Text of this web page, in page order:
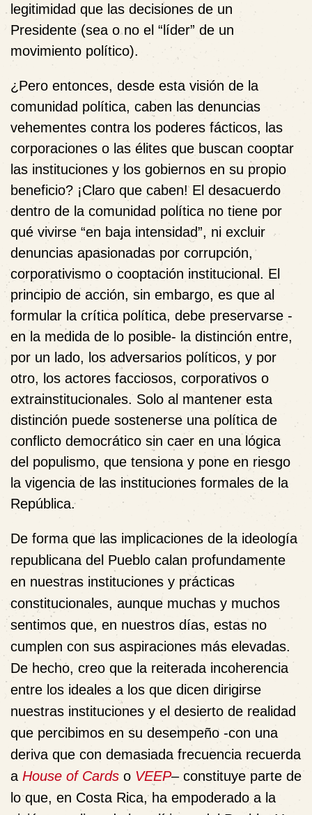
legitimidad que las decisiones de un
Presidente (sea o no el “líder” de un
movimiento político).
¿Pero entonces, desde esta visión de la
comunidad política, caben las denuncias
vehementes contra los poderes fácticos, las
corporaciones o las élites que buscan cooptar
las instituciones y los gobiernos en su propio
beneficio? ¡Claro que caben! El desacuerdo
dentro de la comunidad política no tiene por
qué vivirse “en baja intensidad”, ni excluir
denuncias apasionadas por corrupción,
corporativismo o cooptación institucional. El
principio de acción, sin embargo, es que al
formular la crítica política, debe preservarse -
en la medida de lo posible- la distinción entre,
por un lado, los adversarios políticos, y por
otro, los actores facciosos, corporativos o
extrainstitucionales. Solo al mantener esta
distinción puede sostenerse una política de
conflicto democrático sin caer en una lógica
del populismo, que tensiona y pone en riesgo
la vigencia de las instituciones formales de la
República.
De forma que las implicaciones de la ideología
republicana del Pueblo calan profundamente
en nuestras instituciones y prácticas
constitucionales, aunque muchas y muchos
sentimos que, en nuestros días, estas no
cumplen con sus aspiraciones más elevadas.
De hecho, creo que la reiterada incoherencia
entre los ideales a los que dicen dirigirse
nuestras instituciones y el desierto de realidad
que percibimos en su desempeño -con una
deriva que con demasiada frecuencia recuerda
a House of Cards o VEEP– constituye parte de
lo que, en Costa Rica, ha empoderado a la